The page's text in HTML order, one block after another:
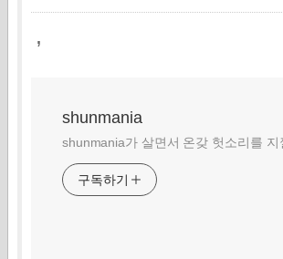
,
shunmania
shunmania가 살면서 온갖 헛소리를
구독하기